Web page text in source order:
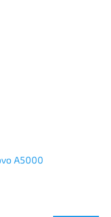
A5000